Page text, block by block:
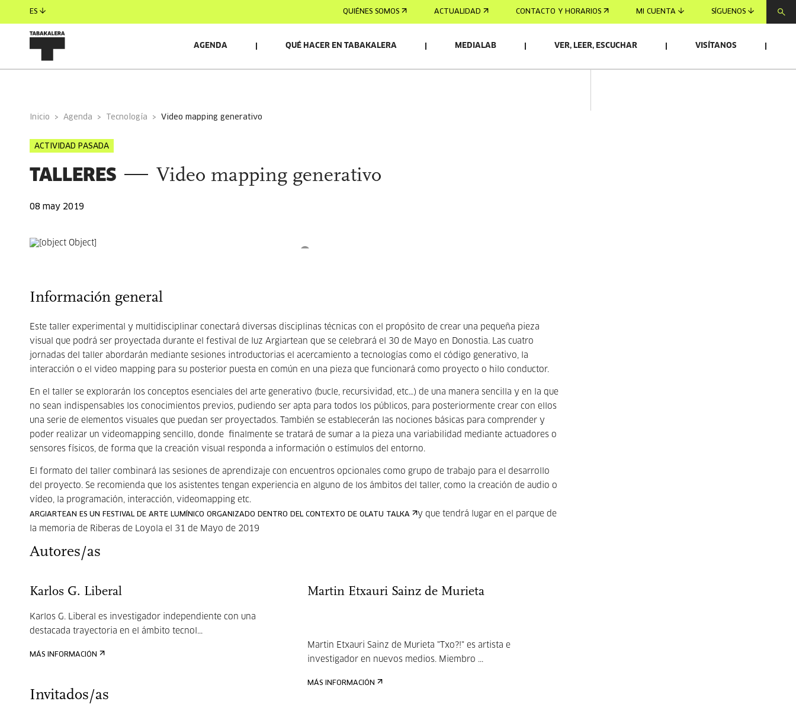
ES QUIÉNES SOMOS ACTUALIDAD CONTACTO Y HORARIOS MI CUENTA SÍGUENOS
AGENDA QUÉ HACER EN TABAKALERA MEDIALAB VER, LEER, ESCUCHAR VISÍTANOS
Inicio Agenda Tecnología video mapping generativo
ACTIVIDAD PASADA
TALLERES Video mapping generativo
08 may 2019
Información general
Este taller experimental y multidisciplinar conectará diversas disciplinas técnicas con el propósito de crear una pequeña pieza
visual que podrá ser proyectada durante el festival de luz Argiartean que se celebrará el 30 de Mayo en Donostia. Las cuatro
jornadas del taller abordarán mediante sesiones introductorias el acercamiento a tecnologías como el código generativo, la
interacción o el video mapping para su posterior puesta en común en una pieza que funcionará como proyecto o hilo conductor.
En el taller se explorarán los conceptos esenciales del arte generativo (bucle, recursividad, etc…) de una manera sencilla y en la que
no sean indispensables los conocimientos previos, pudiendo ser apta para todos los públicos, para posteriormente crear con ellos
una serie de elementos visuales que puedan ser proyectados. También se establecerán las nociones básicas para comprender y
poder realizar un videomapping sencillo, donde finalmente se tratará de sumar a la pieza una variabilidad mediante actuadores o
sensores físicos, de forma que la creación visual responda a información o estímulos del entorno.
El formato del taller combinará las sesiones de aprendizaje con encuentros opcionales como grupo de trabajo para el desarrollo
del proyecto. Se recomienda que los asistentes tengan experiencia en alguno de los ámbitos del taller, como la creación de audio o
vídeo, la programación, interacción, videomapping etc.
ARGIARTEAN ES UN FESTIVAL DE ARTE LUMÍNICO ORGANIZADO DENTRO DEL CONTEXTO DE OLATU TALKA
y que tendrá lugar en el parque de
la memoria de Riberas de Loyola el 31 de Mayo de 2019
Autores/as
Karlos G. Liberal
Karlos G. Liberal es investigador independiente con una
destacada trayectoria en el ámbito tecnol...
MÁS INFORMACIÓN
Martin Etxauri Sainz de Murieta
Martin Etxauri Sainz de Murieta "Txo?!" es artista e
investigador en nuevos medios. Miembro ...
MÁS INFORMACIÓN
Invitados/as